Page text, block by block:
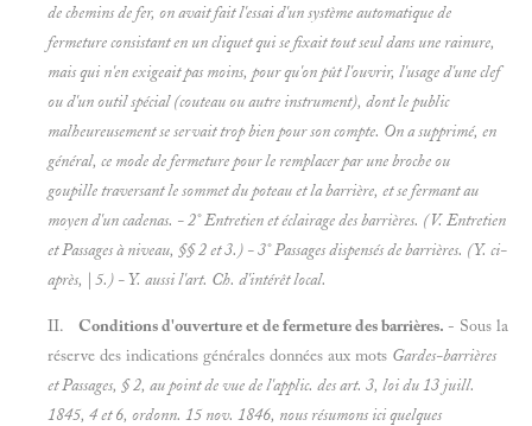
de chemins de fer, on avait fait l'essai d'un système automatique de
fermeture consistant en un cliquet qui se fixait tout seul dans une rainure,
mais qui n'en exigeait pas moins, pour qu'on pût l'ouvrir, l'usage d'une clef
ou d'un outil spécial (couteau ou autre instrument), dont le public
malheureusement se servait trop bien pour son compte. On a supprimé, en
général, ce mode de fermeture pour le remplacer par une broche ou
goupille traversant le sommet du poteau et la barrière, et se fermant au
moyen d'un cadenas. - 2° Entretien et éclairage des barrières. (V.Entretien
etPassages à niveau, §§ 2 et 3.) - 3° Passagesdispensés de barrières. (Y. ci-
après, | 5.) - Y. aussi l'art. Ch. d'intérêt local.
II. Conditions d'ouverture et de fermeture des barrières. - Sous la
réserve des indications générales données aux mots Gardes-barrières
etPassages, § 2, au point de vue de l'applic. des art. 3, loi du 13 juill.
1845, 4 et 6, ordonn. 15 nov. 1846, nous résumons ici quelques